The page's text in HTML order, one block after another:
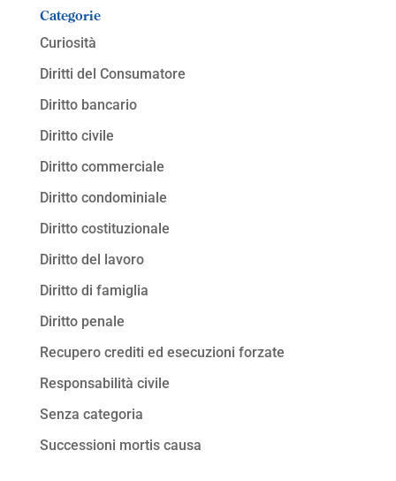
Categorie
Curiosità
Diritti del Consumatore
Diritto bancario
Diritto civile
Diritto commerciale
Diritto condominiale
Diritto costituzionale
Diritto del lavoro
Diritto di famiglia
Diritto penale
Recupero crediti ed esecuzioni forzate
Responsabilità civile
Senza categoria
Successioni mortis causa